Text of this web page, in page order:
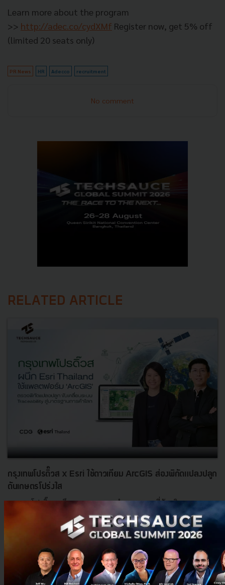
Learn more about the program
>> http://adec.co/cydXMf Register now, get 5% off
(limited 20 seats only)
PR News HR Adecco recruitment
No comment
RELATED ARTICLE
กรุงเทพโปรดิ๊วส x Esri ใช้ดาวเทียม ArcGIS ส่องพิกัดแปลงปลูก
ดันเกษตรโปร่งใส
กรุงเทพโปรดิ๊วส ผนึก Esri Thailand นำระบบแผนที่อัจฉริยะ 'ArcGIS'
และภาพถ่ายดาวเทียม ตรวจพิกัดแปลงปลูกวัตถุดิบอาหารสัตว์ ยกระดับ
ความโปร่งใส ตอบโจทย์มาตรฐานค้าโลก EUDR พร้อมลดต้นทุนก...
arcgis